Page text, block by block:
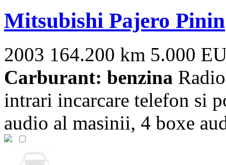
Mitsubishi Pajero Pinin
2003 164.200 km 5.000
Carburant: benzina
intrari incarcare telefon si
audio al masinii, 4 boxe